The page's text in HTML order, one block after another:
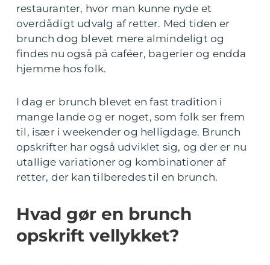
restauranter, hvor man kunne nyde et
overdådigt udvalg af retter. Med tiden er
brunch dog blevet mere almindeligt og
findes nu også på caféer, bagerier og endda
hjemme hos folk.
I dag er brunch blevet en fast tradition i
mange lande og er noget, som folk ser frem
til, især i weekender og helligdage. Brunch
opskrifter har også udviklet sig, og der er nu
utallige variationer og kombinationer af
retter, der kan tilberedes til en brunch.
Hvad gør en brunch
opskrift vellykket?